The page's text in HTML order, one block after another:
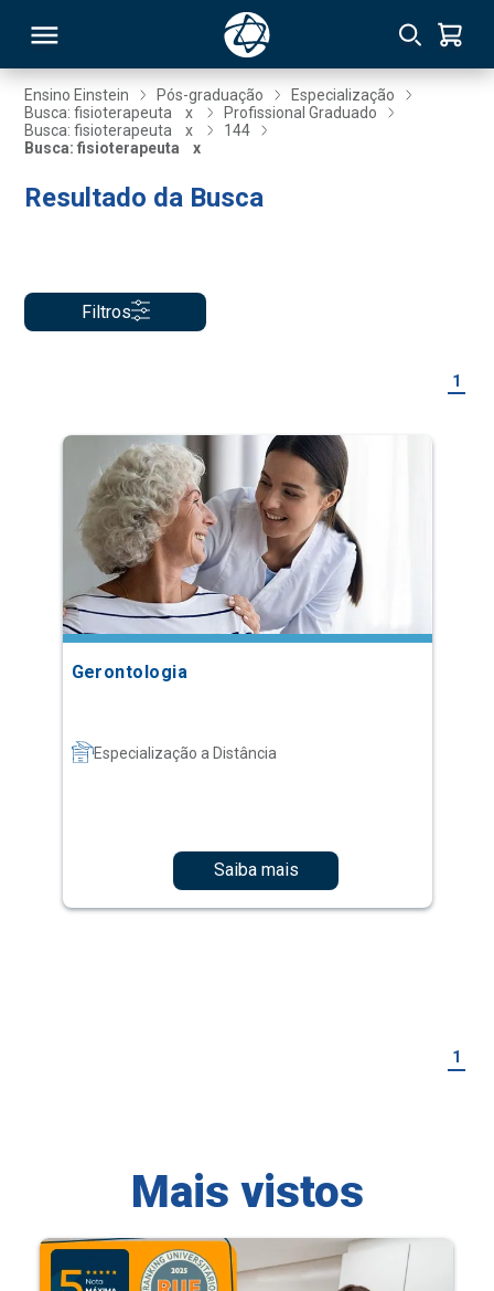
Ensino Einstein Pós-graduação
Especialização
Busca: fisioterapeuta
x
Profissional Graduado
Busca: fisioterapeuta
x
144
Busca: fisioterapeuta
x
Resultado da Busca
Filtros
1
Gerontologia
Especialização a Distância
Saiba mais
1
Mais vistos